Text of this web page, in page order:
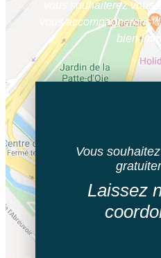
vous souhaiterez vous
vous accompagnerons
bien
Vous
Laissez